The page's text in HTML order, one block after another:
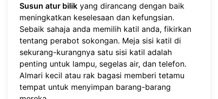
Susun atur bilik yang dirancang dengan baik
meningkatkan keselesaan dan kefungsian.
Sebaik sahaja anda memilih katil anda, fikirkan
tentang perabot sokongan. Meja sisi katil di
sekurang-kurangnya satu sisi katil adalah
penting untuk lampu, segelas air, dan telefon.
Almari kecil atau rak bagasi memberi tetamu
tempat untuk menyimpan barang-barang